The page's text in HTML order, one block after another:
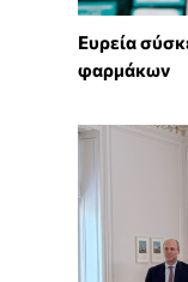
Ευρεία
φαρμάκων